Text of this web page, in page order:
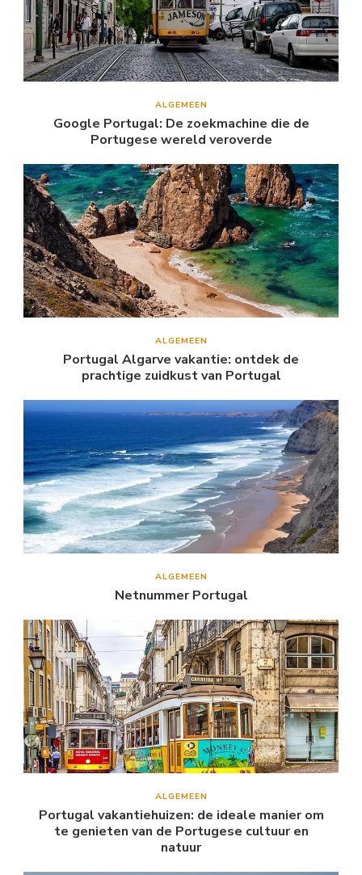
ALGEMEEN
Google Portugal: De zoekmachine die de
Portugese wereld veroverde
ALGEMEEN
Portugal Algarve vakantie: ontdek de
prachtige zuidkust van Portugal
ALGEMEEN
Netnummer Portugal
ALGEMEEN
Portugal vakantiehuizen: de ideale manier om
te genieten van de Portugese cultuur en
natuur